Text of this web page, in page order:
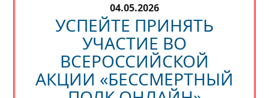
04.05.2026
УСПЕЙТЕ ПРИНЯТЬ
УЧАСТИЕ ВО
ВСЕРОССИЙСКОЙ
АКЦИИ «БЕССМЕРТНЫЙ